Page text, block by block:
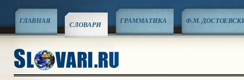
ГЛАВНАЯ СЛОВАРИ ГРАММАТИКА Ф.М.